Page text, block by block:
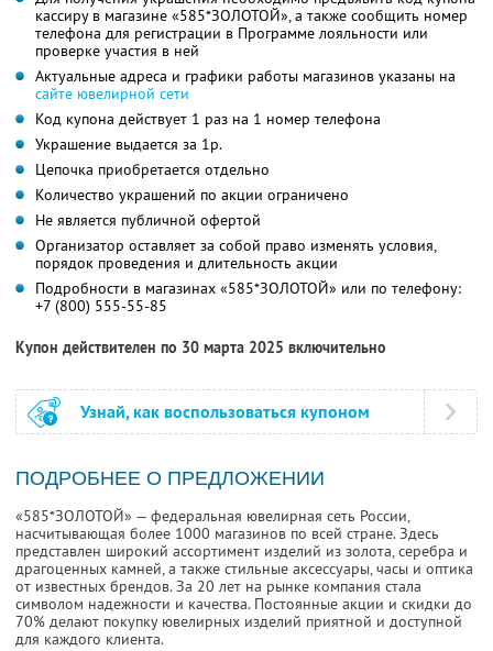
кассиру в магазине «585*ЗОЛОТОЙ», а также сообщить номер
телефона для регистрации в Программе лояльности или
проверке участия в ней
Актуальные адреса и графики работы магазинов указаны на
сайте ювелирной сети
Код купона действует 1 раз на 1 номер телефона
Украшение выдается за 1р.
Цепочка приобретается отдельно
Количество украшений по акции ограничено
Не является публичной офертой
Организатор оставляет за собой право изменять условия,
порядок проведения и длительность акции
Подробности в магазинах «585*ЗОЛОТОЙ» или по телефону:
+7 (800) 555-55-85
Купон действителен по 30 марта 2025 включительно
Узнай, как воспользоваться купоном
ПОДРОБНЕЕ О ПРЕДЛОЖЕНИИ
«585*ЗОЛОТОЙ» — федеральная ювелирная сеть России,
насчитывающая более 1000 магазинов по всей стране. Здесь
представлен широкий ассортимент изделий из золота, серебра и
драгоценных камней, а также стильные аксессуары, часы и оптика
от известных брендов. За 20 лет на рынке компания стала
символом надежности и качества. Постоянные акции и скидки до
70% делают покупку ювелирных изделий приятной и доступной
для каждого клиента.